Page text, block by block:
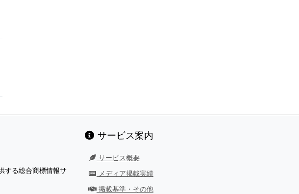
する総合商標情報サ
サービス案内
サービス概要
メディア掲載実績
掲載基準・その他